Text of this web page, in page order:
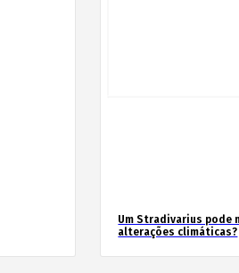
Um Stradivarius pode
alterações climáticas?